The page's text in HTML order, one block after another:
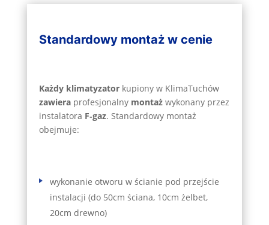
Standardowy montaż w cenie
Każdy klimatyzatorkupiony w KlimaTuchów
zawieraprofesjonalny montażwykonany przez
instalatora F‑gaz. Standardowy montaż
obejmuje:
wykonanie otworu w ścianie pod przejście
instalacji (do 50cm ściana, 10cm żelbet,
20cm drewno)